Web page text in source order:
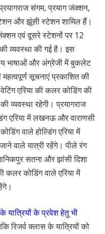
संगम, प्रयाग जंक्शन,
और झूंसी स्टेशन शामिल हैं।
एवं दूसरे स्टेशनों पर 12
व्यवस्था की गई है। इस
भाषाओं और अंग्रेजी में बुकलेट
सूचनाएं प्रकाशित की
एरिया की कलर कोडिंग की
व्यवस्था रहेगी। प्रयागराज
एरिया में लखनऊ और वाराणसी
वाले होल्डिंग एरिया में
वाले यात्री रहेंगे। पीले रंग
सतना और झांसी दिशा
कलर कोडिंग वाले एरिया में
यात्रियों के प्रवेश हेतु भी
रिजर्व क्लास के यात्रियों को